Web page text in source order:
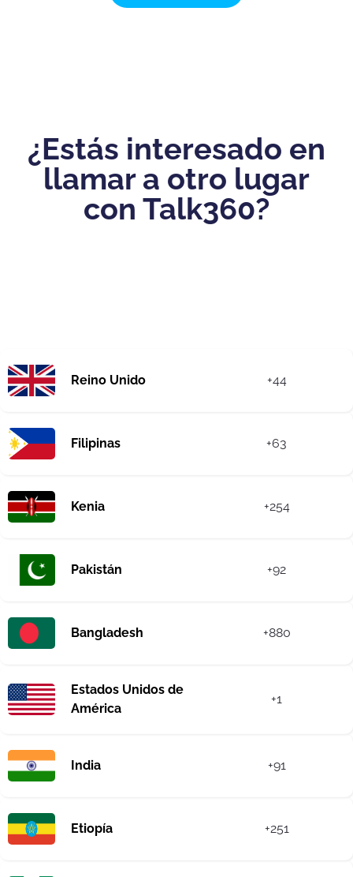
¿Estás interesado en
llamar a otro lugar
con Talk360?
Reino Unido +44
Filipinas +63
Kenia +254
Pakistán +92
Bangladesh +880
Estados Unidos de
América
+1
India +91
Etiopía +251